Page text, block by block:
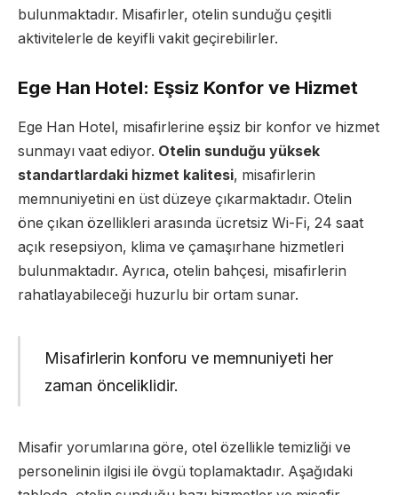
bulunmaktadır. Misafirler, otelin sunduğu çeşitli
aktivitelerle de keyifli vakit geçirebilirler.
Ege Han Hotel: Eşsiz Konfor ve Hizmet
Ege Han Hotel, misafirlerine eşsiz bir konfor ve hizmet
sunmayı vaat ediyor. Otelin sunduğu yüksek
standartlardaki hizmet kalitesi, misafirlerin
memnuniyetini en üst düzeye çıkarmaktadır. Otelin
öne çıkan özellikleri arasında ücretsiz Wi-Fi, 24 saat
açık resepsiyon, klima ve çamaşırhane hizmetleri
bulunmaktadır. Ayrıca, otelin bahçesi, misafirlerin
rahatlayabileceği huzurlu bir ortam sunar.
Misafirlerin konforu ve memnuniyeti her
zaman önceliklidir.
Misafir yorumlarına göre, otel özellikle temizliği ve
personelinin ilgisi ile övgü toplamaktadır. Aşağıdaki